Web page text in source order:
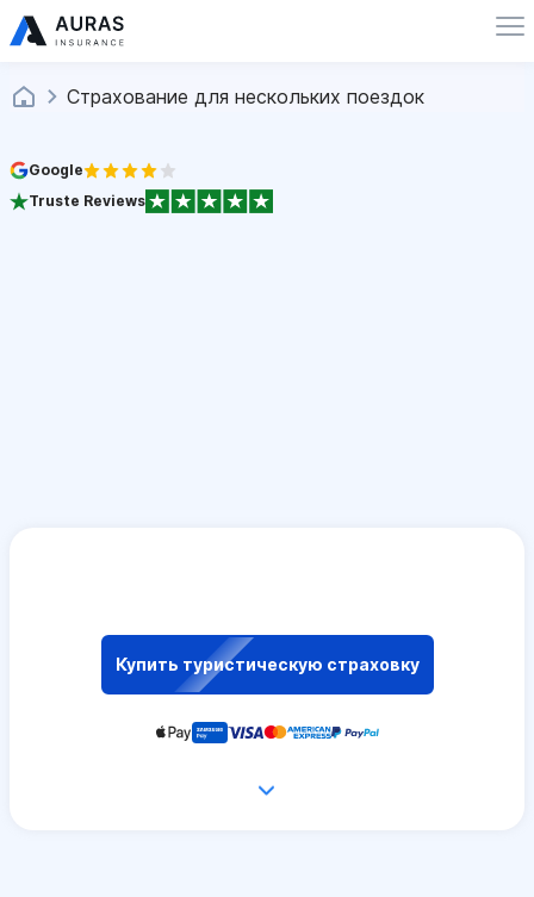
Страхование для нескольких поездок
Google
Truste Reviews
Купить туристическую страховку